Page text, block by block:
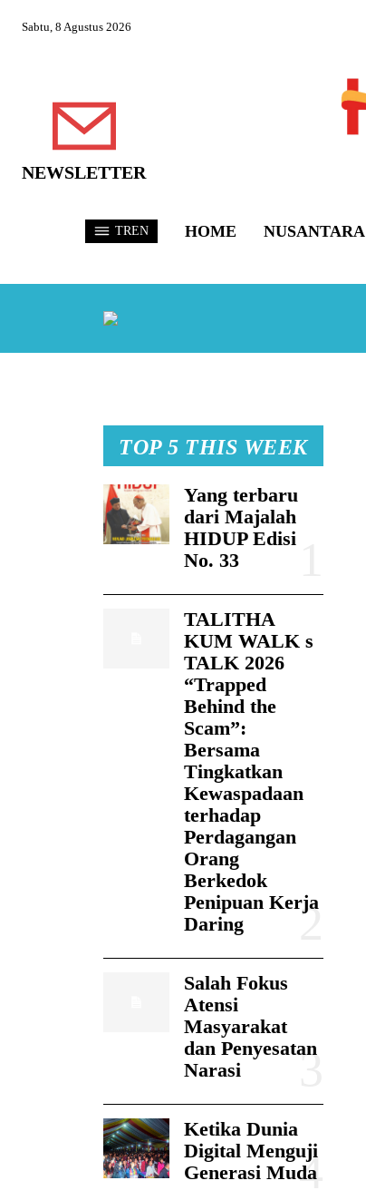
Sabtu, 8 Agustus 2026
NEWSLETTER
TREN HOME NUSANTARA
TOP 5 THIS WEEK
Yang terbaru
dari Majalah
HIDUP Edisi
No. 33
TALITHA
KUM WALK s
TALK 2026
“Trapped
Behind the
Scam”:
Bersama
Tingkatkan
Kewaspadaan
terhadap
Perdagangan
Orang
Berkedok
Penipuan Kerja
Daring
Salah Fokus
Atensi
Masyarakat
dan Penyesatan
Narasi
Ketika Dunia
Digital Menguji
Generasi Muda